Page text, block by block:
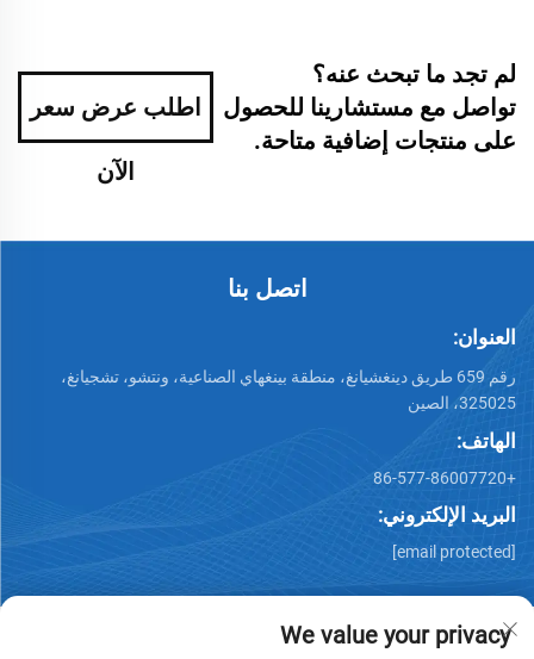
لم تجد ما تبحث عنه؟
تواصل مع مستشارينا للحصول
على منتجات إضافية متاحة.
اطلب عرض سعر
الآن
اتصل بنا
العنوان:
رقم 659 طريق دينغشيانغ، منطقة بينغهاي الصناعية، ونتشو، تشجيانغ،
325025، الصين
الهاتف:
+86-577-86007720
البريد الإلكتروني:
[email protected]
We value your privacy